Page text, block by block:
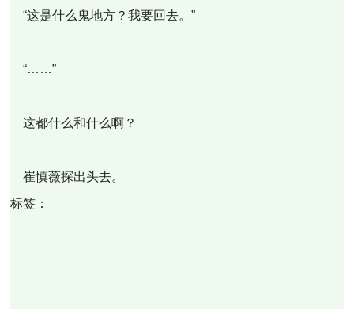
“这是什么鬼地方？我要回去。”
“……”
这都什么和什么啊？
崔慎薇探出头去。
标签：